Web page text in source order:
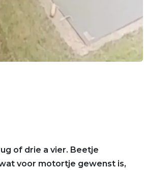
of drie a vier. Beetje
voor motortje gewenst is,